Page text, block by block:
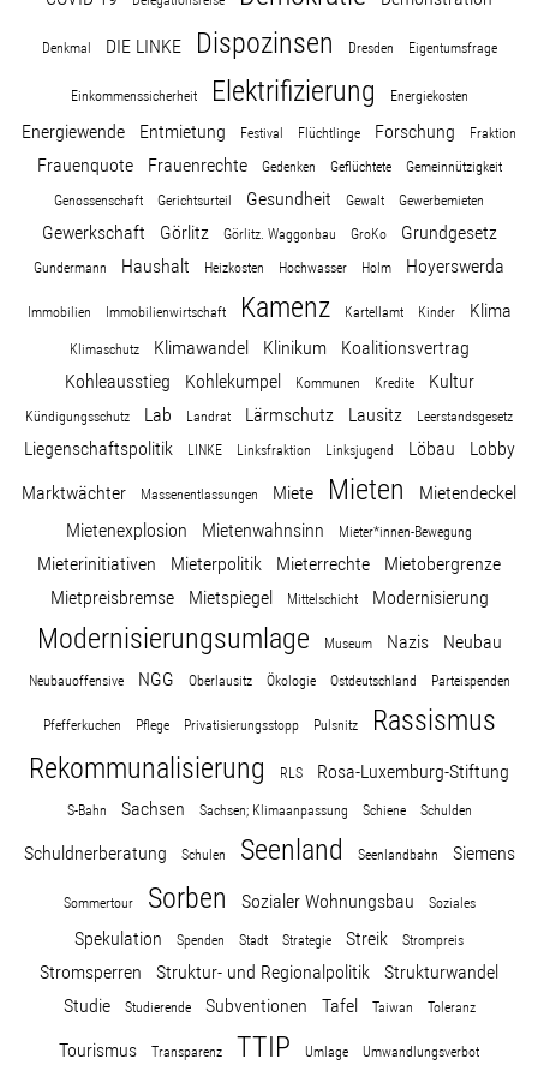
Denkmal DIE LINKE Dispozinsen Dresden Eigentumsfrage
Einkommenssicherheit Elektrifizierung Energiekosten
Energiewende Entmietung Festival Flüchtlinge Forschung Fraktion
Frauenquote Frauenrechte Gedenken Geflüchtete
Gemeinnützigkeit
Genossenschaft
Gerichtsurteil Gesundheit Gewalt Gewerbemieten
Gewerkschaft Görlitz Görlitz. Waggonbau GroKo Grundgesetz
Gundermann Haushalt Heizkosten Hochwasser Holm Hoyerswerda
Immobilien Immobilienwirtschaft Kamenz Kartellamt Kinder Klima
Klimaschutz Klimawandel Klinikum
Koalitionsvertrag
Kohleausstieg
Kohlekumpel Kommunen Kredite Kultur
Kündigungsschutz Lab Landrat Lärmschutz Lausitz Leerstandsgesetz
Liegenschaftspolitik LINKE Linksfraktion Linksjugend Löbau
Lobby
Marktwächter
Massenentlassungen Miete Mieten
Mietendeckel
Mietenexplosion
Mietenwahnsinn Mieter*innen-Bewegung
Mieterinitiativen Mieterpolitik Mieterrechte
Mietobergrenze
Mietpreisbremse
Mietspiegel Mittelschicht Modernisierung
Modernisierungsumlage Museum Nazis Neubau
Neubauoffensive NGG Oberlausitz Ökologie Ostdeutschland Parteispenden
Pfefferkuchen Pflege Privatisierungsstopp Pulsnitz
Rassismus
Rekommunalisierung
RLS Rosa-Luxemburg-Stiftung
S-Bahn Sachsen Sachsen; Klimaanpassung Schiene Schulden
Schuldnerberatung Schulen Seenland Seenlandbahn Siemens
Sommertour Sorben Sozialer Wohnungsbau Soziales
Spekulation Spenden Stadt Strategie Streik Strompreis
Stromsperren Struktur- und Regionalpolitik
Strukturwandel
Studie
Studierende Subventionen Tafel Taiwan Toleranz
Tourismus Transparenz TTIP Umlage Umwandlungsverbot